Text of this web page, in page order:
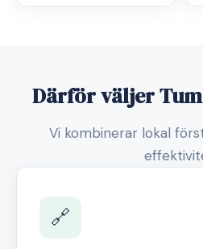
Därför väljer
Vi kombinerar lokal
🔗